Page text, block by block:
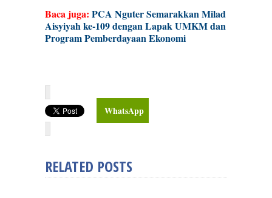
Baca juga: PCA Nguter Semarakkan Milad
Aisyiyah ke-109 dengan Lapak UMKM dan
Program Pemberdayaan Ekonomi
WhatsApp
RELATED POSTS